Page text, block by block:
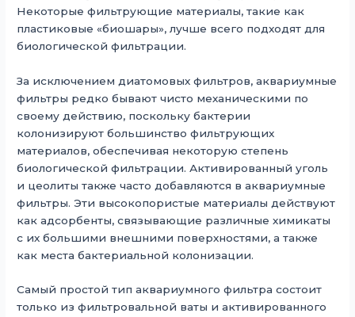
Некоторые фильтрующие материалы, такие как
пластиковые «биошары», лучше всего подходят для
биологической фильтрации.
За исключением диатомовых фильтров, аквариумные
фильтры редко бывают чисто механическими по
своему действию, поскольку бактерии
колонизируют большинство фильтрующих
материалов, обеспечивая некоторую степень
биологической фильтрации. Активированный уголь
и цеолиты также часто добавляются в аквариумные
фильтры. Эти высокопористые материалы действуют
как адсорбенты, связывающие различные химикаты
с их большими внешними поверхностями, а также
как места бактериальной колонизации.
Самый простой тип аквариумного фильтра состоит
только из фильтровальной ваты и активированного